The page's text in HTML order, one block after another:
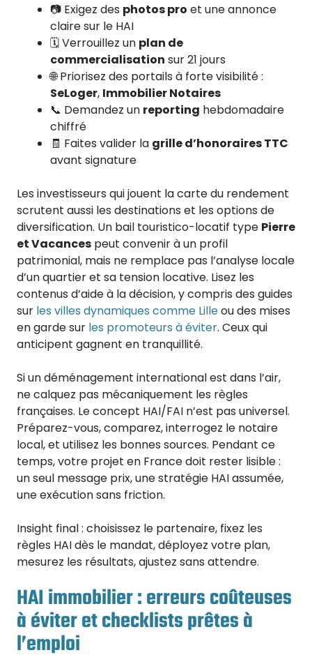
📷 Exigez des photos pro et une annonce
claire sur le HAI
🗓️ Verrouillez un plan de
commercialisation sur 21 jours
🌐 Priorisez des portails à forte visibilité :
SeLoger, Immobilier Notaires
📞 Demandez un reporting hebdomadaire
chiffré
🧾 Faites valider la grille d’honoraires TTC
avant signature
Les investisseurs qui jouent la carte du rendement
scrutent aussi les destinations et les options de
diversification. Un bail touristico-locatif type Pierre
et Vacances peut convenir à un profil
patrimonial, mais ne remplace pas l’analyse locale
d’un quartier et sa tension locative. Lisez les
contenus d’aide à la décision, y compris des guides
sur les villes dynamiques comme Lilleou des mises
en garde sur les promoteurs à éviter. Ceux qui
anticipent gagnent en tranquillité.
Si un déménagement international est dans l’air,
ne calquez pas mécaniquement les règles
françaises. Le concept HAI/FAI n’est pas universel.
Préparez-vous, comparez, interrogez le notaire
local, et utilisez les bonnes sources. Pendant ce
temps, votre projet en France doit rester lisible :
un seul message prix, une stratégie HAI assumée,
une exécution sans friction.
Insight final : choisissez le partenaire, fixez les
règles HAI dès le mandat, déployez votre plan,
mesurez les résultats, ajustez sans attendre.
HAI immobilier : erreurs coûteuses
à éviter et checklists prêtes à
l’emploi